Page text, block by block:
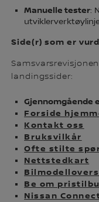
Manuelle tester:
Side(r) som er
landingssider:
Gjennomgående
Forside
Kontakt oss
Bruksvilkår
Ofte stilte
Nettstedkart
Be om
Nissan